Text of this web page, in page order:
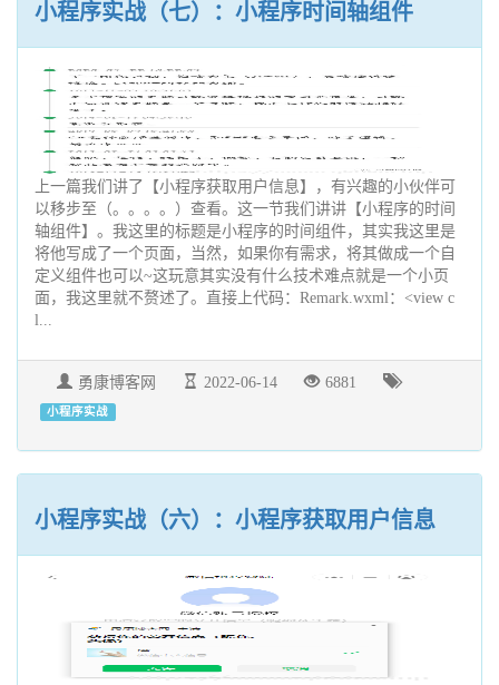
小程序实战（七）：小程序时间轴组件
上一篇我们讲了【小程序获取用户信息】，有兴趣的小伙伴可
以移步至（。。。。）查看。这一节我们讲讲【小程序的时间
轴组件】。我这里的标题是小程序的时间组件，其实我这里是
将他写成了一个页面，当然，如果你有需求，将其做成一个自
定义组件也可以~这玩意其实没有什么技术难点就是一个小页
面，我这里就不赘述了。直接上代码：Remark.wxml：<view c
l...
勇康博客网 2022-06-14 6881
小程序实战
小程序实战（六）：小程序获取用户信息